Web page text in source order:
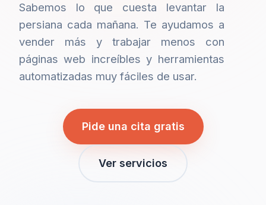
Sabemos lo que cuesta levantar la
persiana cada mañana. Te ayudamos a
vender más y trabajar menos con
páginas web increíbles y herramientas
automatizadas muy fáciles de usar.
Pide una cita gratis
Ver servicios